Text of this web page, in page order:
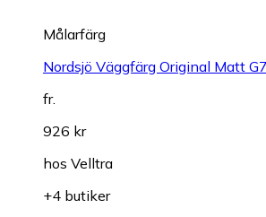
Målarfärg
Nordsjö Väggfärg Original Matt
fr.
926 kr
hos Velltra
+4 butiker